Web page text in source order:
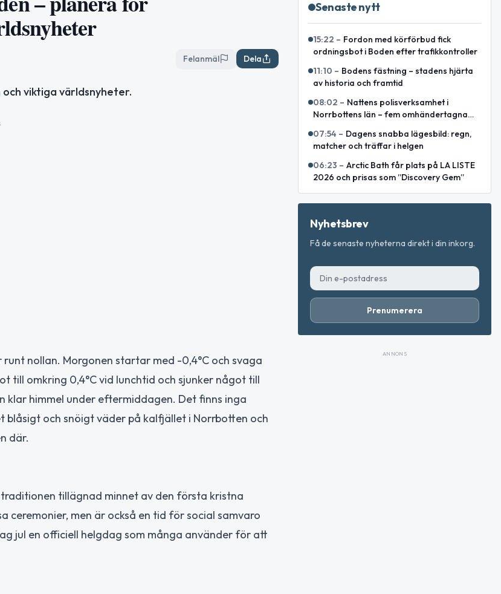
Felanmäl Dela
viktiga världsnyheter.
nollan. Morgonen startar med -0,4°C och svaga
till omkring 0,4°C vid lunchtid och sjunker något till
klar himmel under eftermiddagen. Det finns inga
blåsigt och snöigt väder på kalfjället i Norrbotten och
där.
tillägnad minnet av den första kristna
ceremonier, men är också en tid för social samvaro
jul en officiell helgdag som många använder för att
Senaste nytt
15:22 – Fordon med körförbud fick
ordningsbot i Boden efter trafikkontroller
11:10 – Bodens fästning – stadens hjärta
av historia och framtid
08:02 – Nattens polisverksamhet i
Norrbottens län – fem omhändertagna
07:54 – Dagens snabba lägesbild: regn,
matcher och träffar i helgen
06:23 – Arctic Bath får plats på LA LISTE
2026 och prisas som ”Discovery Gem”
Nyhetsbrev
Få de senaste nyheterna direkt i din inkorg.
Prenumerera
ANNONS